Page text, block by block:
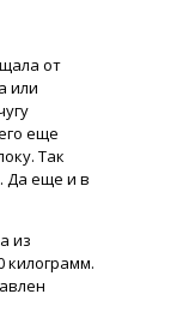
от
или
еще
Так
Да еще и в
из
килограмм.